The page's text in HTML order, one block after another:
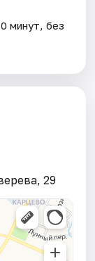
минут, без
29